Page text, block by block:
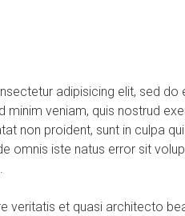
adipisicing elit, sed
minim veniam, quis nostrud
non proident, sunt in culpa
omnis iste natus error sit
veritatis et quasi architecto